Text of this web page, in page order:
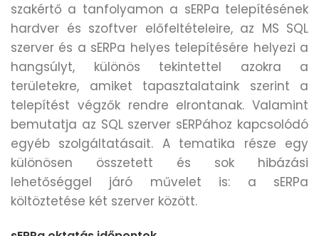
szakértő a tanfolyamon a sERPa telepítésének
hardver és szoftver előfeltételeire, az MS SQL
szerver és a sERPa helyes telepítésére helyezi a
hangsúlyt, különös tekintettel azokra a
területekre, amiket tapasztalataink szerint a
telepítést végzők rendre elrontanak. Valamint
bemutatja az SQL szerver sERPához kapcsolódó
egyéb szolgáltatásait. A tematika része egy
különösen összetett és sok hibázási
lehetőséggel járó művelet is: a sERPa
költöztetése két szerver között.